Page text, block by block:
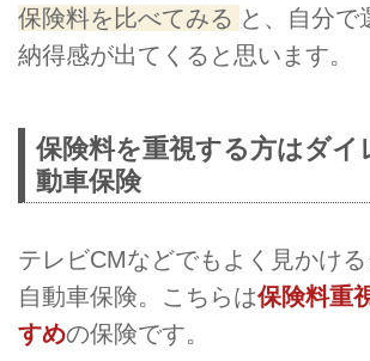
保険料を比べてみる と、自分で
納得感が出てくると思います。
保険料を重視する方はダイ
動車保険
テレビCMなどでもよく見かけ
自動車保険。こちらは保険料重
すめの保険です。